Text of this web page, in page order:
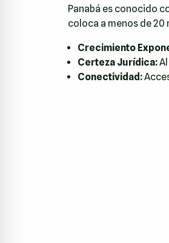
Panabá es conocido
coloca a menos de
Crecimiento
Certeza Jurídica:
Conectividad: